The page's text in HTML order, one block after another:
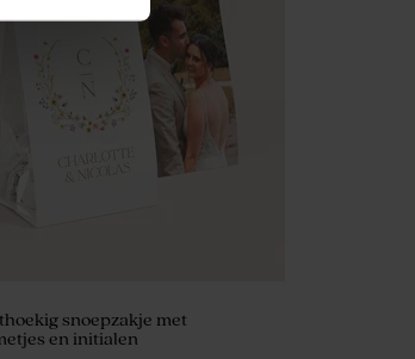
mini geurstokjes voor parfum
afwerking
snoepzakje met
en initialen